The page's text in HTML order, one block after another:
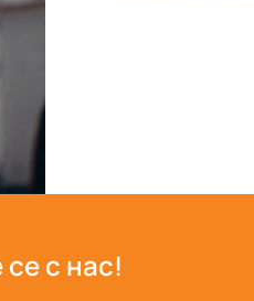
с нас!